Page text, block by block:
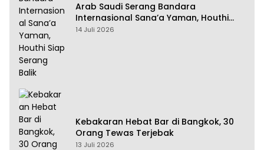
Arab Saudi Serang Bandara
Internasional Sana’a Yaman, Houthi
Siap Serang Balik
14 Juli 2026
Kebakaran Hebat Bar di Bangkok, 30
Orang Tewas Terjebak
13 Juli 2026